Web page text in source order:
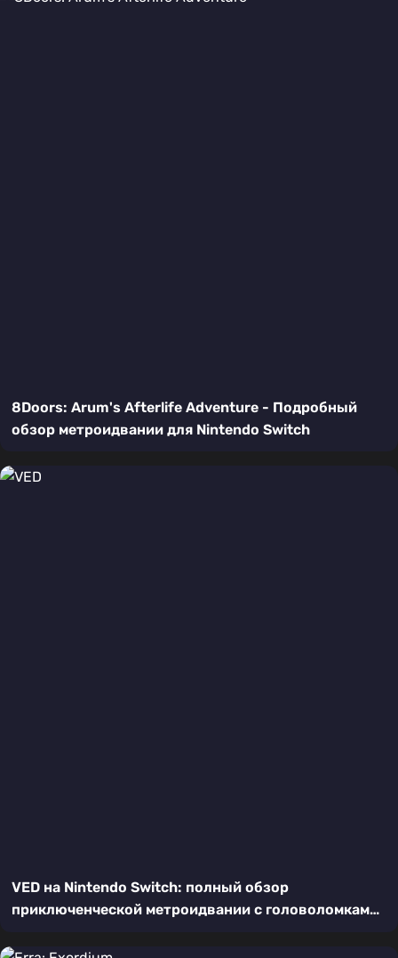
8Doors: Arum's Afterlife Adventure - Подробный
обзор метроидвании для Nintendo Switch
VED на Nintendo Switch: полный обзор
приключенческой метроидвании с головоломками